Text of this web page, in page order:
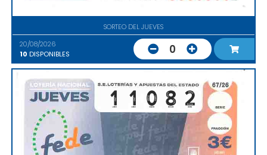
SORTEO DEL JUEVES
20/08/2026
10 DISPONIBLES 0